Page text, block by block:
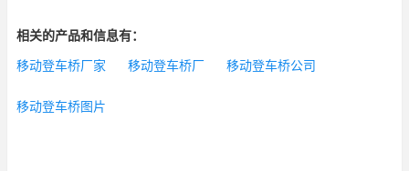
相关的产品和信息有：
移动登车桥厂家 移动登车桥厂 移动登车桥公司
移动登车桥图片